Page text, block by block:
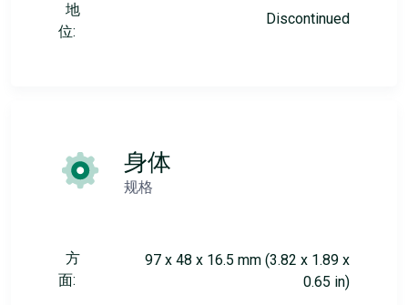
地
位:
Discontinued
身体
规格
方
面:
97 x 48 x 16.5 mm (3.82 x 1.89 x
0.65 in)